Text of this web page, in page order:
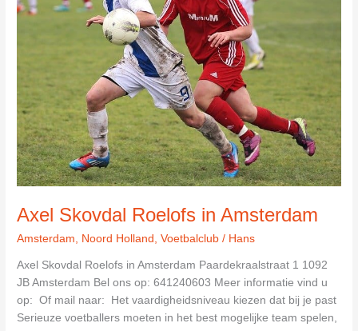
Axel Skovdal Roelofs in Amsterdam
Amsterdam Noord Holland ,Voetbalclub / Hans
Axel Skovdal Roelofs in Amsterdam Paardekraalstraat 1 1092
JB Amsterdam Bel ons op: 641240603 Meer informatie vind u
op: Of mail naar: Het vaardigheidsniveau kiezen dat bij je past
Serieuze voetballers moeten in het best mogelijke team spelen,